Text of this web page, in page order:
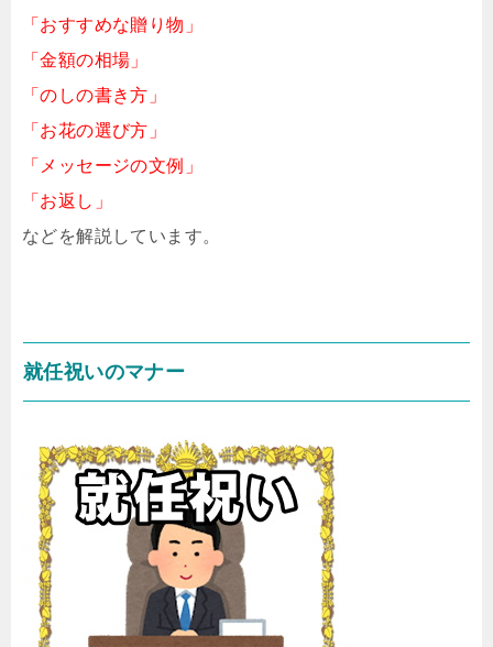
「おすすめな贈り物」
「金額の相場」
「のしの書き方」
「お花の選び方」
「メッセージの文例」
「お返し」
などを解説しています。
就任祝いのマナー